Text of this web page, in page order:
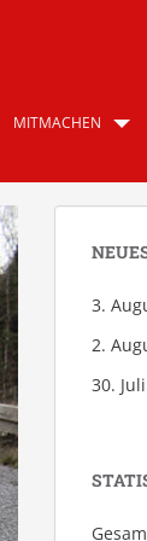
MITMACHEN
3.
2.
30.